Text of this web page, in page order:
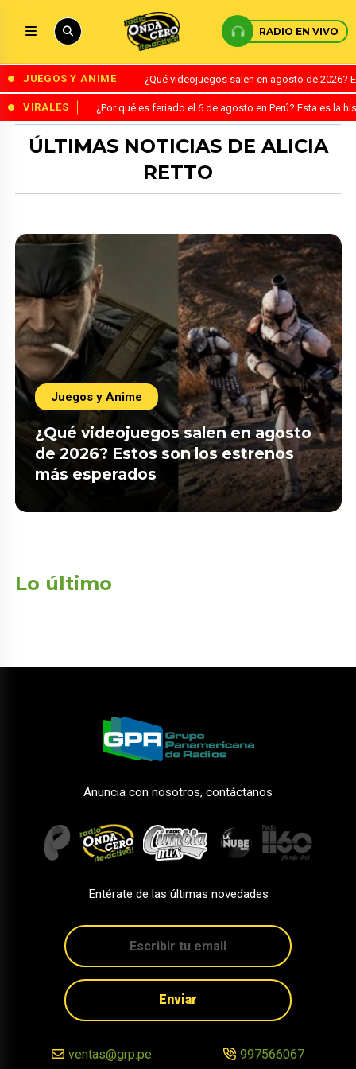
RADIO EN VIVO
JUEGOS Y ANIME ¿Qué videojuegos salen en agosto de
VIRALES ¿Por qué es feriado el 6 de agosto en Perú? Esta es la
ÚLTIMAS NOTICIAS DE ALICIA
RETTO
Juegos y Anime
¿Qué videojuegos salen en agosto
de 2026? Estos son los estrenos
más esperados
Lo último
Anuncia con nosotros, contáctanos
Entérate de las últimas novedades
Enviar
ventas@grp.pe 997566067